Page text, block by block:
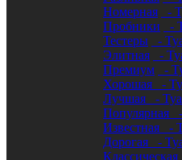
Номерная
-
Пробники
-
Тестеры
-
Элитная
-
Премиум
-
Хорошая
-
Лучшая
-
Популярная
Известная
-
Дорогая
-
Классическая